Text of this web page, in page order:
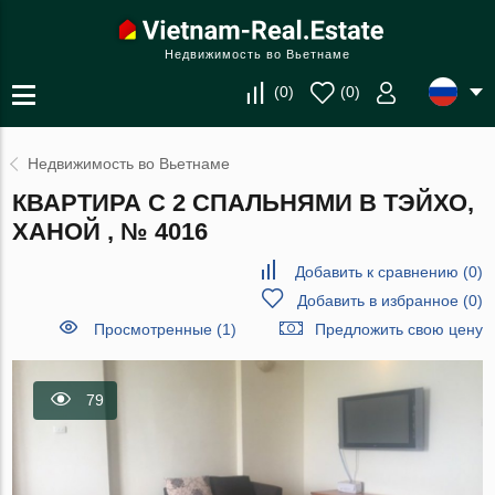
Недвижимость во Вьетнаме
(0) (0)
Недвижимость во Вьетнаме
КВАРТИРА С 2 СПАЛЬНЯМИ В ТЭЙХО,
ХАНОЙ , № 4016
Добавить к сравнению (0)
Добавить в избранное(0)
Просмотренные (1)
Предложить свою цену
79